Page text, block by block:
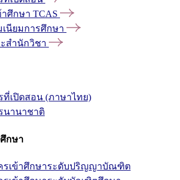
ศึกษา TCAS
เนียมการศึกษา
สำนักวิชา
เปิดสอน (ภาษาไทย)
นานาชาติ
กษา
รเข้าศึกษาระดับปริญญาบัณฑิต